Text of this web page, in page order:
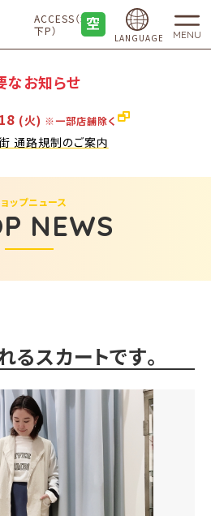
ACCESS（地
下P）
LANGUAGE MENU
なお知らせ
(火) ※一部店舗除く
通路規制のご案内
NEWS
ップニュース
るスカートです。